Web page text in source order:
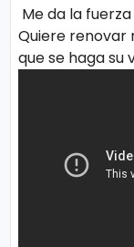
Me da la
Quiere renovar
que se haga su